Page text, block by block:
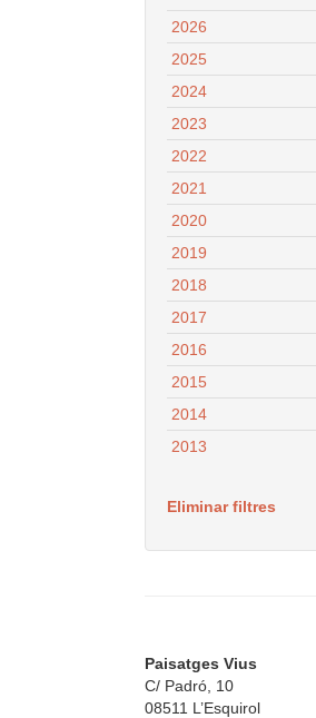
2026
2025
2024
2023
2022
2021
2020
2019
2018
2017
2016
2015
2014
2013
Eliminar filtres
Paisatges Vius
C/ Padró, 10
08511 L’Esquirol